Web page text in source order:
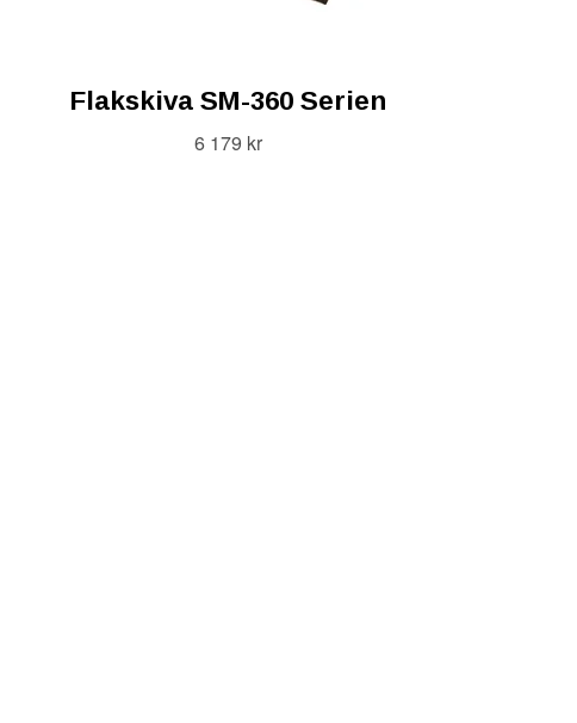
Flakskiva SM-360 Serien
6 179 kr